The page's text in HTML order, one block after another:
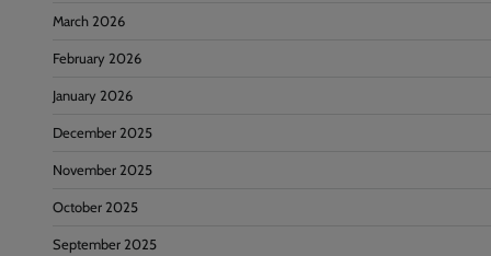
March 2026
February 2026
January 2026
December 2025
November 2025
October 2025
September 2025